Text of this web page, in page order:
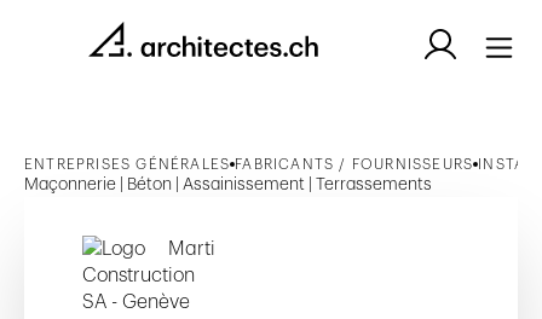
ENTREPRISES GÉNÉRALES FABRICANTS / FOURNISSEURS
Maçonnerie | Béton | Assainissement | Terrassements